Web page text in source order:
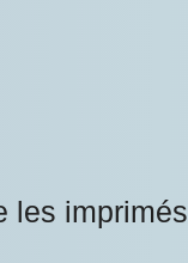
les imprimés